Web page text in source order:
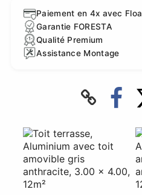
Paiement en 4x avec Floa
Garantie FORESTA
Qualité Premium
Assistance Montage